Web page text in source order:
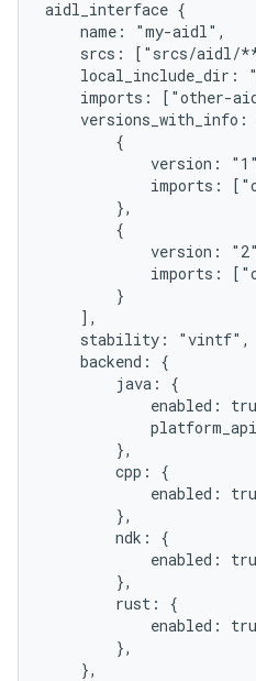
aidl_interface {
    name: "my-aidl",
srcs: ["srcs/aidl/
local_include_dir:
imports: ["other-
versions_with_info:
        {
version:
imports:
        },
        {
version:
imports:
        }
    ],
    stability: "vintf",
    backend: {
        java: {
enabled:
        },
        cpp: {
enabled:
        },
        ndk: {
enabled:
        },
        rust: {
enabled:
        },
    },